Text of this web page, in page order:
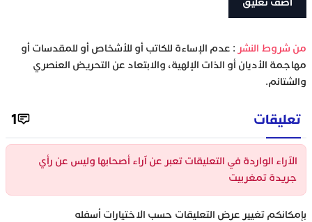
‫من شروط النشر : عدم الإساءة للكاتب أو للأشخاص أو للمقدسات أو
مهاجمة الأديان أو الذات الإلهية، والابتعاد عن التحريض العنصري
والشتائم.
تعليقات 1
الآراء الواردة في التعليقات تعبر عن آراء أصحابها وليس عن رأي
جريدة تمغربيت
بإمكانكم تغيير عرض التعليقات حسب الاختيارات أسفله